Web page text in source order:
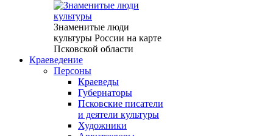
Знаменитые люди
культуры России на карте
Псковской области
Краеведение
Персоны
Краеведы
Губернаторы
Псковские писатели
и деятели культуры
Художники